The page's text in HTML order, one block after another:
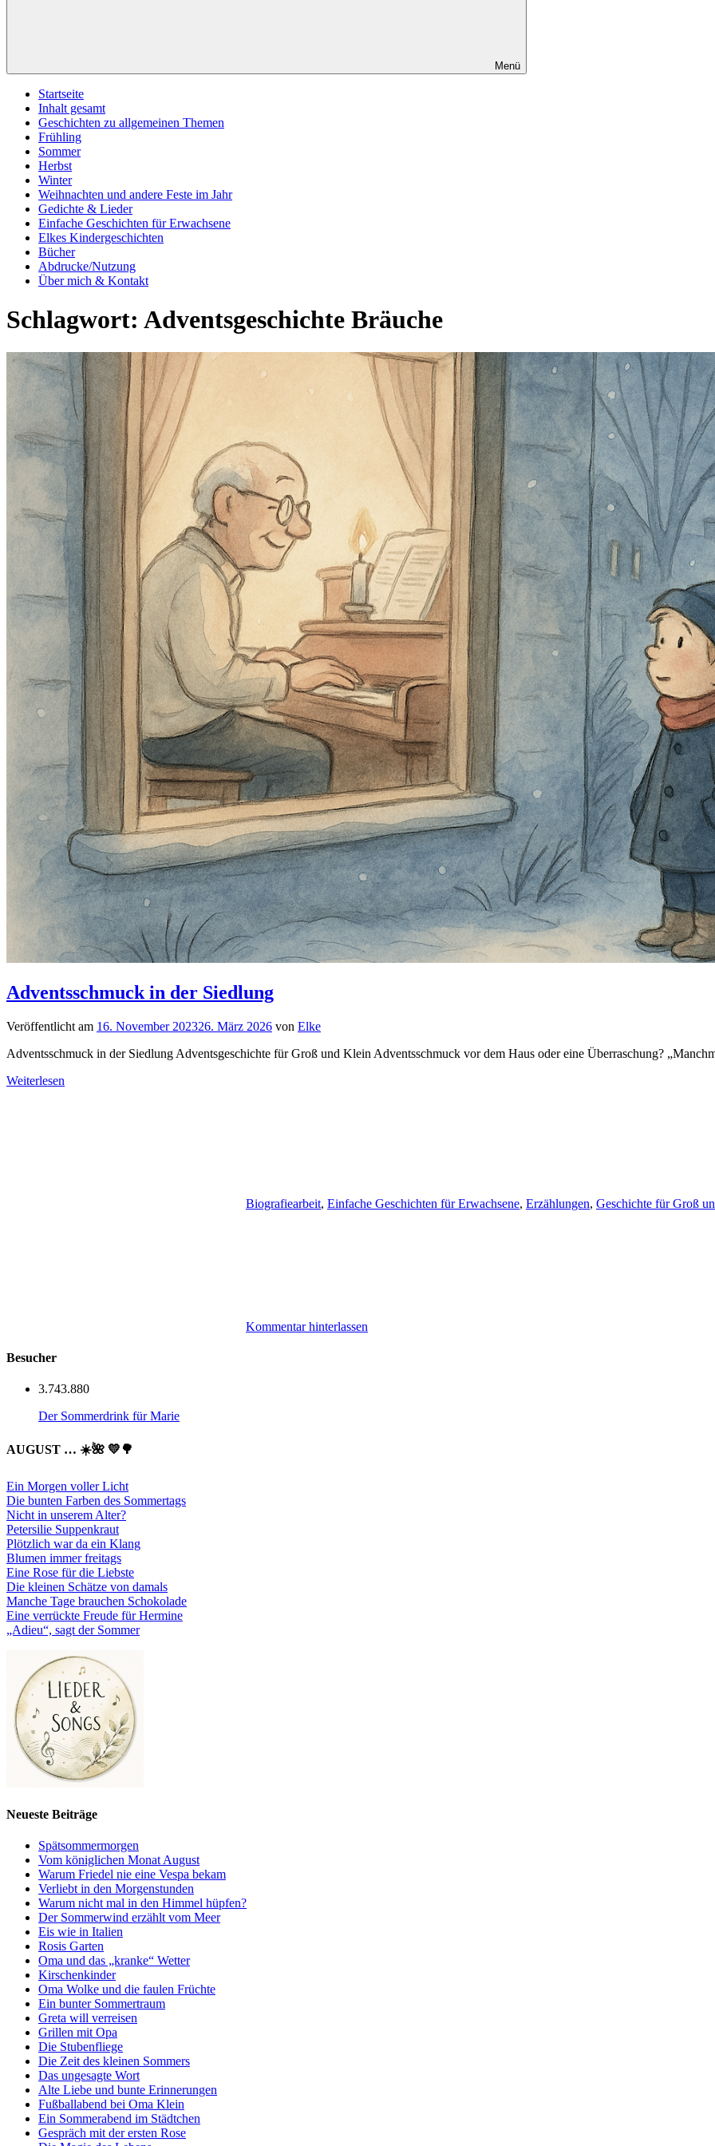
Menü
Startseite
Inhalt gesamt
Geschichten zu allgemeinen Themen
Frühling
Sommer
Herbst
Winter
Weihnachten und andere Feste im Jahr
Gedichte & Lieder
Einfache Geschichten für Erwachsene
Elkes Kindergeschichten
Bücher
Abdrucke/Nutzung
Über mich & Kontakt
Schlagwort: Adventsgeschichte Bräuche
Adventsschmuck in der Siedlung
Veröffentlicht am 16. November 202326. März 2026 von Elke
Adventsschmuck in der Siedlung Adventsgeschichte für Groß und Klein Adventsschmuck vor dem Haus oder eine Überraschung?
Weiterlesen
Biografiearbeit, Einfache Geschichten für Erwachsene, Erzählungen, Geschichte für Groß
Kommentar hinterlassen
Besucher
3.743.880
Der Sommerdrink für Marie
AUGUST … ☀️🌺 💛🌳
Ein Morgen voller Licht
Die bunten Farben des Sommertags
Nicht in unserem Alter?
Petersilie Suppenkraut
Plötzlich war da ein Klang
Blumen immer freitags
Eine Rose für die Liebste
Die kleinen Schätze von damals
Manche Tage brauchen Schokolade
Eine verrückte Freude für Hermine
„Adieu“, sagt der Sommer
Neueste Beiträge
Spätsommermorgen
Vom königlichen Monat August
Warum Friedel nie eine Vespa bekam
Verliebt in den Morgenstunden
Warum nicht mal in den Himmel hüpfen?
Der Sommerwind erzählt vom Meer
Eis wie in Italien
Rosis Garten
Oma und das „kranke“ Wetter
Kirschenkinder
Oma Wolke und die faulen Früchte
Ein bunter Sommertraum
Greta will verreisen
Grillen mit Opa
Die Stubenfliege
Die Zeit des kleinen Sommers
Das ungesagte Wort
Alte Liebe und bunte Erinnerungen
Fußballabend bei Oma Klein
Ein Sommerabend im Städtchen
Gespräch mit der ersten Rose